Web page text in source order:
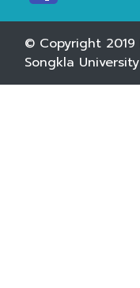
© Copyright 2019
Songkla University